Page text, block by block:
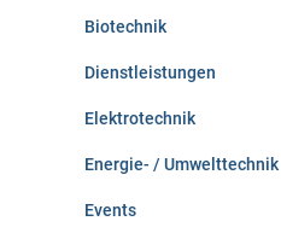
Biotechnik
Dienstleistungen
Elektrotechnik
Energie- / Umwelttechnik
Events